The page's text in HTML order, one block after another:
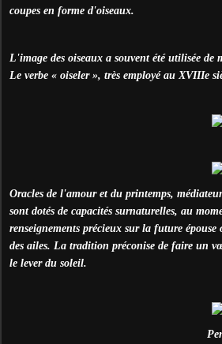
coupes en forme d'oiseaux.
L'image des oiseaux a souvent été utilisée
Le verbe « oiseler », très employé au XVIIIe
Oracles de l'amour et du printemps,
sont dotés de capacités surnaturelles, au
renseignements précieux sur la future
des ailes. La tradition préconise de faire un
le lever du soleil.